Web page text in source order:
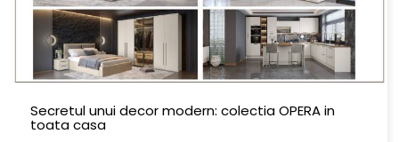
Secretul unui decor modern: colectia OPERA in
toata casa